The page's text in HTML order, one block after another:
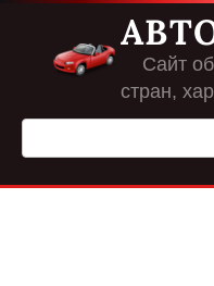
Перейти
контенту
Сайт
стран,
Поиск: